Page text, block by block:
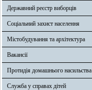
Державний реєстр виборців
Соціальний захист населення
Містобудування та архітектура
Вакансії
Протидія домашнього насильства
Служба у справах дітей